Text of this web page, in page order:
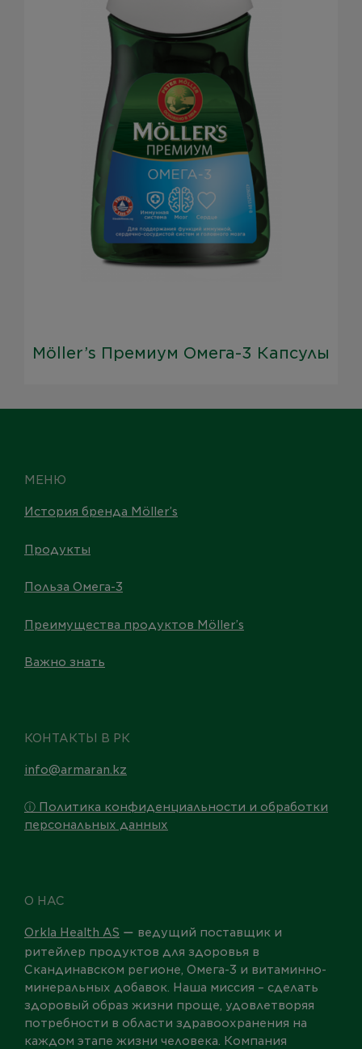
Möller’s Премиум Омега-3 Капсулы
О НАС
Orkla Health AS — ведущий поставщик и
ритейлер продуктов для здоровья в
Скандинавском регионе, Омега-3 и витаминно-
минеральных добавок. Наша миссия – сделать
здоровый образ жизни проще, удовлетворяя
потребности в области здравоохранения на
каждом этапе жизни человека. Компания
МЕНЮ
История бренда Möller’s
Продукты
Польза Омега-3
Преимущества продуктов Möller’s
Важно знать
КОНТАКТЫ В РК
info@armaran.kz
ⓘ Политика конфиденциальности и обработки
персональных данных